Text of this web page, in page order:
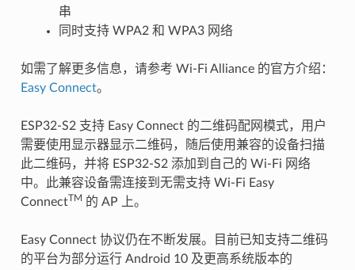
串
同时支持 WPA2 和 WPA3 网络
如需了解更多信息，请参考 Wi-Fi Alliance 的官方介绍：
Easy Connect。
ESP32-S2 支持 Easy Connect 的二维码配网模式，用户
需要使用显示器显示二维码，随后使用兼容的设备扫描
此二维码，并将 ESP32-S2 添加到自己的 Wi-Fi 网络
中。此兼容设备需连接到无需支持 Wi-Fi Easy
ConnectTM 的 AP 上。
Easy Connect 协议仍在不断发展。目前已知支持二维码
的平台为部分运行 Android 10 及更高系统版本的